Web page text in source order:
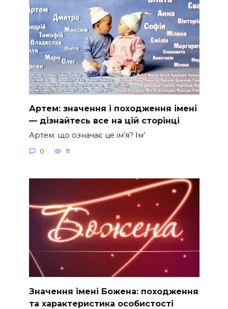
Артем: значення і походження імені
— дізнайтесь все на цій сторінці
Артем: що означає це ім’я? Ім’
0 11
Значення імені Божена: походження
та характеристика особистості